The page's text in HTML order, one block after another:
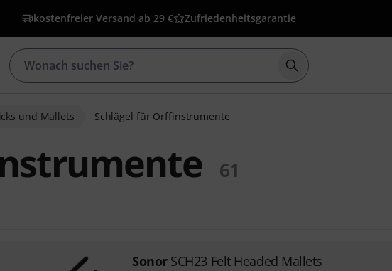
kostenfreier Versand ab 29 € Zufriedenheitsgarantie
Suche mit
und Mallets Schlägel für Orffinstrumente
61
Sonor SCH23 Felt Headed Mallets